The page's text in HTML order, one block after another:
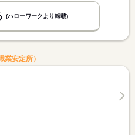
(ハローワークより転載)
安定所）